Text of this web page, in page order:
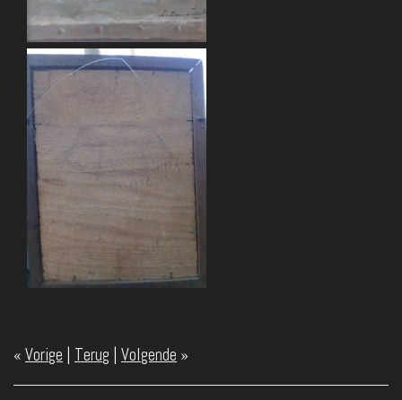
« Vorige | Terug | Volgende »